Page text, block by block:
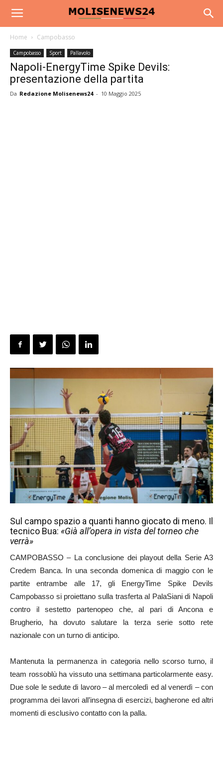
Home Campobasso
Campobasso Sport Pallavolo
Napoli-EnergyTime Spike Devils:
presentazione della partita
Da Redazione Molisenews24 - 10 Maggio 2025
Sul campo spazio a quanti hanno giocato di meno. Il
tecnico Bua: «Già all’opera in vista del torneo che
verrà»
CAMPOBASSO – La conclusione dei playout della Serie A3
Credem Banca. In una seconda domenica di maggio con le
partite entrambe alle 17, gli EnergyTime Spike Devils
Campobasso si proiettano sulla trasferta al PalaSiani di Napoli
contro il sestetto partenopeo che, al pari di Ancona e
Brugherio, ha dovuto salutare la terza serie sotto rete
nazionale con un turno di anticipo.
Mantenuta la permanenza in categoria nello scorso turno, il
team rossoblù ha vissuto una settimana particolarmente easy.
Due sole le sedute di lavoro – al mercoledì ed al venerdì – con
programma dei lavori all’insegna di esercizi, bagherone ed altri
momenti di esclusivo contatto con la palla.